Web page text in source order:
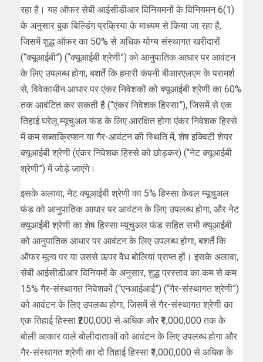
रहा है। यह ऑफर सेबी आईसीडीआर विनियमनों के विनियमन 6(1)
के अनुसार बुक बिल्डिंग प्रक्रिया के माध्यम से किया जा रहा है,
जिसमें शुद्ध ऑफर का 50% से अधिक योग्य संस्थागत खरीदारों
(“क्यूआईबी”) (“क्यूआईबी श्रेणी”) को आनुपातिक आधार पर आवंटन
के लिए उपलब्ध होगा, बशर्ते कि हमारी कंपनी बीआरएलएम के परामर्श
से, विवेकाधीन आधार पर एंकर निवेशकों को क्यूआईबी श्रेणी का 60%
तक आवंटित कर सकती है (“एंकर निवेशक हिस्सा”), जिसमें से एक
तिहाई घरेलू म्यूचुअल फंड के लिए आरक्षित होगा एंकर निवेशक हिस्से
में कम सब्सक्रिप्शन या गैर-आवंटन की स्थिति में, शेष इक्विटी शेयर
क्यूआईबी श्रेणी (एंकर निवेशक हिस्से को छोड़कर) (“नेट क्यूआईबी
श्रेणी”) में जोड़े जाएंगे।
इसके अलावा, नेट क्यूआईबी श्रेणी का 5% हिस्सा केवल म्यूचुअल
फंड को आनुपातिक आधार पर आवंटन के लिए उपलब्ध होगा, और नेट
क्यूआईबी श्रेणी का शेष हिस्सा म्यूचुअल फंड सहित सभी क्यूआईबी
को आनुपातिक आधार पर आवंटन के लिए उपलब्ध होगा, बशर्ते कि
ऑफर मूल्य पर या उससे ऊपर वैध बोलियां प्राप्त हों। इसके अलावा,
सेबी आईसीडीआर विनियमों के अनुसार, शुद्ध प्रस्ताव का कम से कम
15% गैर-संस्थागत निवेशकों (“एनआईआई”) (“गैर-संस्थागत श्रेणी”)
को आवंटन के लिए उपलब्ध होगा, जिसमें से गैर-संस्थागत श्रेणी का
एक तिहाई हिस्सा ₹200,000 से अधिक और ₹1,000,000 तक के
बोली आकार वाले बोलीदाताओं को आवंटन के लिए उपलब्ध होगा और
गैर-संस्थागत श्रेणी का दो तिहाई हिस्सा ₹1,000,000 से अधिक के